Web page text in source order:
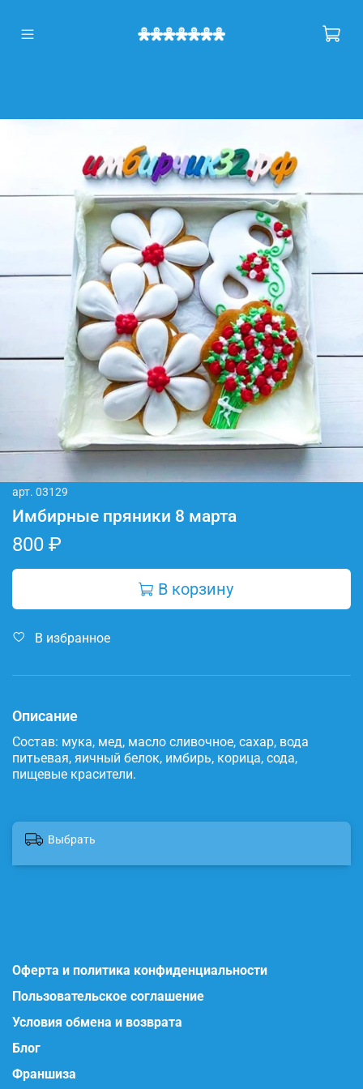
арт. 03129
Имбирные пряники 8 марта
800 ₽
В корзину
В избранное
Описание
Состав: мука, мед, масло сливочное, сахар, вода
питьевая, яичный белок, имбирь, корица, сода,
пищевые красители.
Выбрать
Оферта и политика конфиденциальности
Пользовательское соглашение
Условия обмена и возврата
Блог
Франшиза